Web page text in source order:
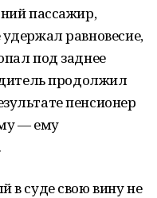
пассажир,
равновесие,
под заднее
продолжил
пенсионер
— ему
в суде свою вину не